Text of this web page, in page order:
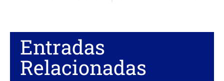
Entradas
Relacionadas